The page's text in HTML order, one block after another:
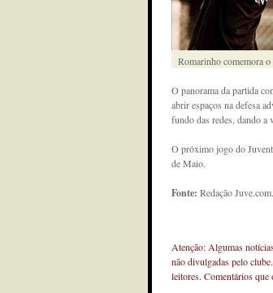
Romarinho comemora
O panorama da partida
abrir espaços na defesa
fundo das redes, dando a
O próximo jogo do
de Maio.
Fonte: Redação
Atenção: Algumas
não divulgadas pelo
leitores. Comentários